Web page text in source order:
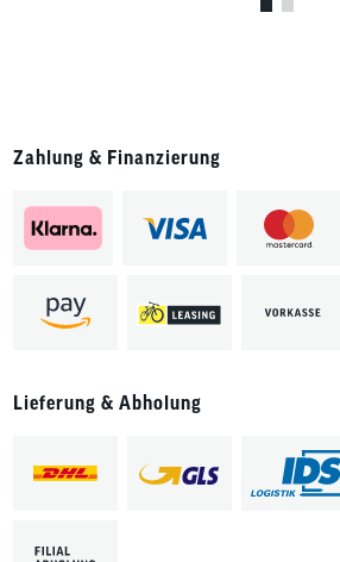
Zahlung & Finanzierung
Lieferung & Abholung